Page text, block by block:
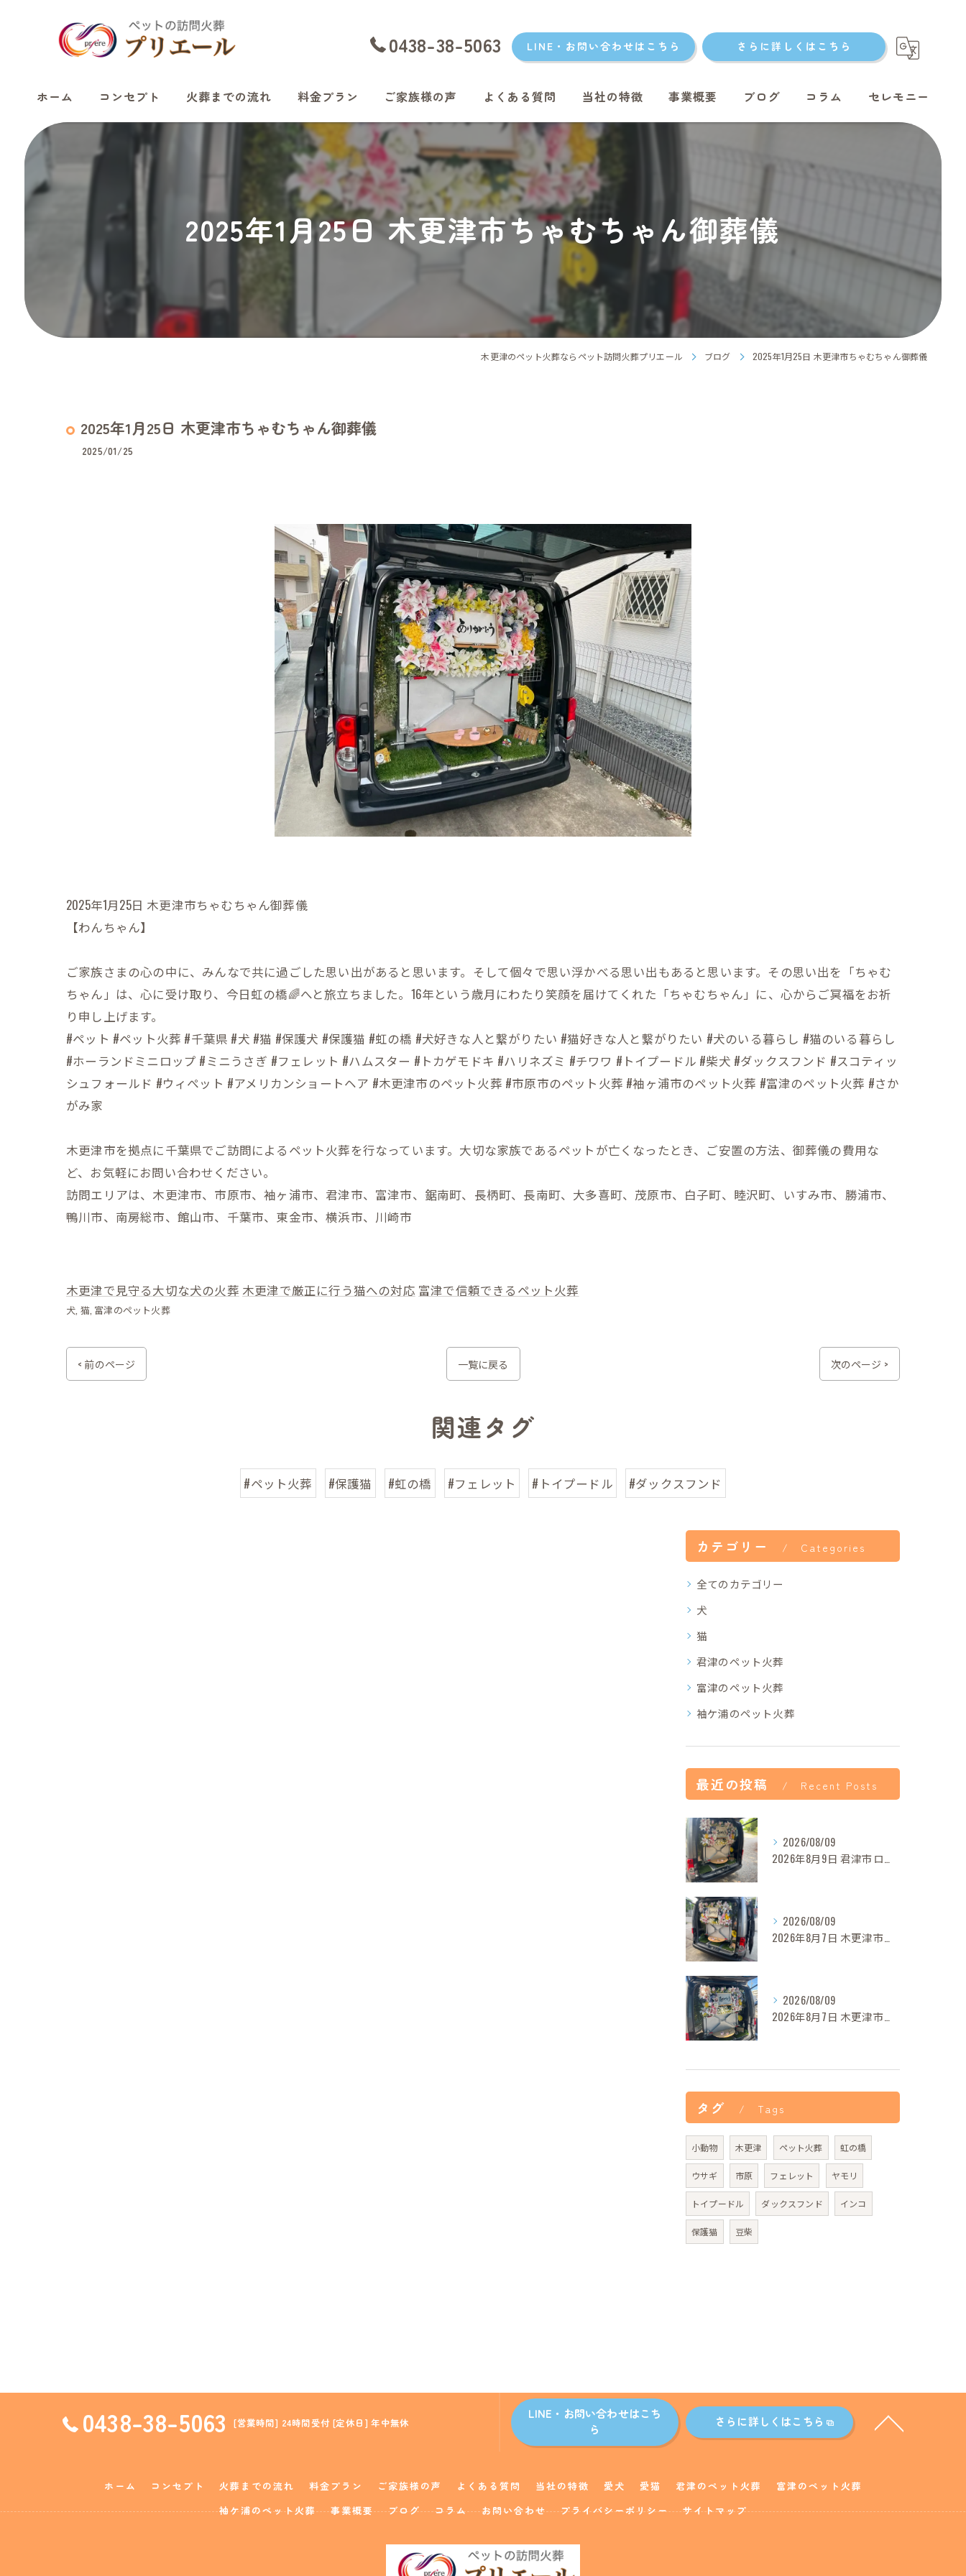
0438-38-5063 LINE・お問い合わせはこちら さらに詳しくはこちら
ホーム コンセプト 火葬までの流れ 料金プラン ご家族様の声 よくある質問 当社の特徴
愛犬
愛猫
君津のペット火葬
富津のペット火葬
袖ケ浦のペット火葬
事業概要 ブログ コラム セレモニー
2025年1月25日 木更津市ちゃむちゃん御葬儀
木更津のペット火葬ならペット訪問火葬プリエール ブログ 2025年1月25日 木更津市ちゃむちゃん御葬儀
2025年1月25日 木更津市ちゃむちゃん御葬儀
2025/01/25
2025年1月25日 木更津市ちゃむちゃん御葬儀
【わんちゃん】
ご家族さまの心の中に、みんなで共に過ごした思い出があると思います。そして個々で思い浮かべる思い出もあると思います。その思い出を「ちゃむ
ちゃん」は、心に受け取り、今日虹の橋🌈へと旅立ちました。16年という歳月にわたり笑顔を届けてくれた「ちゃむちゃん」に、心からご冥福をお祈
り申し上げます。
#ペット #ペット火葬 #千葉県 #犬 #猫 #保護犬 #保護猫 #虹の橋 #犬好きな人と繋がりたい #猫好きな人と繋がりたい #犬のいる暮らし #猫のいる暮らし
#ホーランドミニロップ #ミニうさぎ #フェレット #ハムスター #トカゲモドキ #ハリネズミ #チワワ #トイプードル #柴犬 #ダックスフンド #スコティッ
シュフォールド #ウィぺット #アメリカンショートヘア #木更津市のペット火葬 #市原市のペット火葬 #袖ヶ浦市のペット火葬 #富津のペット火葬 #さか
がみ家
木更津市を拠点に千葉県でご訪問によるペット火葬を行なっています。大切な家族であるペットが亡くなったとき、ご安置の方法、御葬儀の費用な
ど、お気軽にお問い合わせください。
訪問エリアは、木更津市、市原市、袖ヶ浦市、君津市、富津市、鋸南町、長柄町、長南町、大多喜町、茂原市、白子町、睦沢町、いすみ市、勝浦市、
鴨川市、南房総市、館山市、千葉市、東金市、横浜市、川崎市
木更津で見守る大切な犬の火葬 木更津で厳正に行う猫への対応 富津で信頼できるペット火葬
犬 猫 富津のペット火葬
< 前のページ 一覧に戻る 次のページ >
関連タグ
#ペット火葬 #保護猫 #虹の橋 #フェレット #トイプードル #ダックスフンド
カテゴリー Categories
全てのカテゴリー
犬
猫
君津のペット火葬
富津のペット火葬
袖ケ浦のペット火葬
最近の投稿 Recent Posts
2026/08/09
2026年8月9日 君津市ロンちゃん御葬儀
2026/08/09
2026年8月7日 木更津市モモちゃん御葬儀
2026/08/09
2026年8月7日 木更津市グリンカちゃん御葬儀
タグ Tags
小動物 木更津 ペット火葬 虹の橋
ウサギ 市原 フェレット ヤモリ
トイプードル ダックスフンド インコ
保護猫 豆柴
0438-38-5063 [営業時間] 24時間受付 [定休日] 年中無休
LINE・お問い合わせはこち
ら
さらに詳しくはこちら
ホーム コンセプト 火葬までの流れ 料金プラン ご家族様の声 よくある質問 当社の特徴 愛犬 愛猫 君津のペット火葬
富津のペット火葬
袖ケ浦のペット火葬
事業概要 ブログ コラム お問い合わせ プライバシーポリシー サイトマップ